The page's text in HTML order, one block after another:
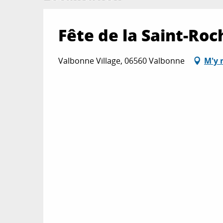
Fête de la Saint-
Valbonne Village, 06560 Valbonne M'y